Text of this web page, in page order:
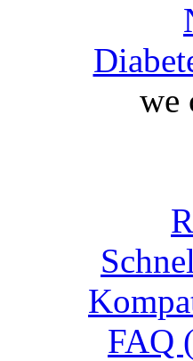
we
FAQ